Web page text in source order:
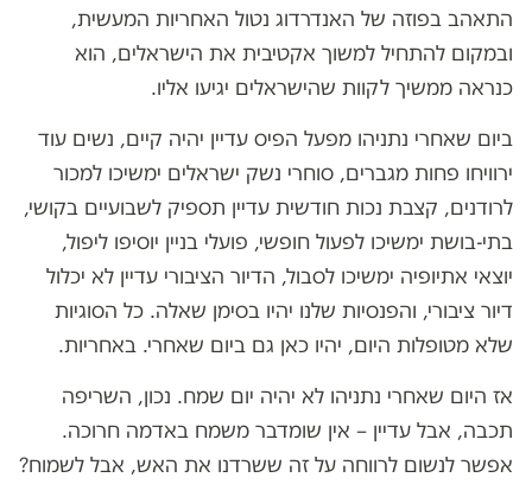
התאהב בפוזה של האנדרדוג נטול האחריות המעשית,
ובמקום להתחיל למשוך אקטיבית את הישראלים, הוא
כנראה ממשיך לקוות שהישראלים יגיעו אליו.
ביום שאחרי נתניהו מפעל הפיס עדיין יהיה קיים, נשים עוד
ירוויחו פחות מגברים, סוחרי נשק ישראלים ימשיכו למכור
לרודנים, קצבת נכות חודשית עדיין תספיק לשבועיים בקושי,
בתי-בושת ימשיכו לפעול חופשי, פועלי בניין יוסיפו ליפול,
יוצאי אתיופיה ימשיכו לסבול, הדיור הציבורי עדיין לא יכלול
דיור ציבורי, והפנסיות שלנו יהיו בסימן שאלה. כל הסוגיות
שלא מטופלות היום, יהיו כאן גם ביום שאחרי. באחריות.
אז היום שאחרי נתניהו לא יהיה יום שמח. נכון, השריפה
תכבה, אבל עדיין – אין שומדבר משמח באדמה חרוכה.
אפשר לנשום לרווחה על זה ששרדנו את האש, אבל לשמוח?